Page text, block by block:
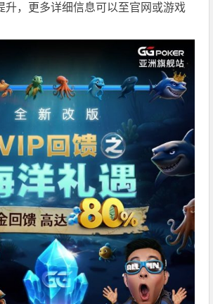
升，更多详细信息可以至官网或游戏